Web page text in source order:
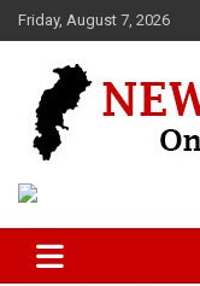
Skip
to
Friday, August 7, 2026
News 36